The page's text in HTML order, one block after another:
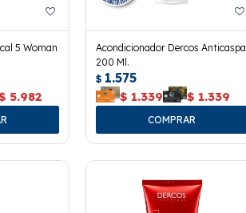
5 Woman
5.982
Acondicionador Dercos Anticaspa
200 Ml.
$ 1.575
$ 1.339 $ 1.339